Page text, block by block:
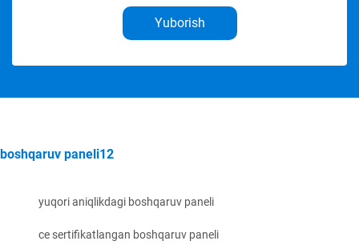
Yuborish
boshqaruv paneli12
yuqori aniqlikdagi boshqaruv paneli
ce sertifikatlangan boshqaruv paneli